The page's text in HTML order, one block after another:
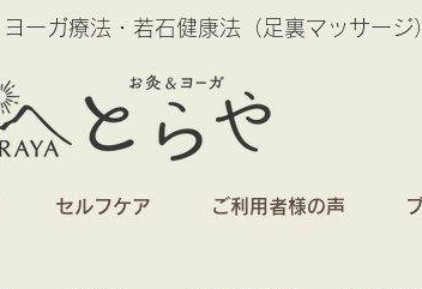
ーガ療法・若石健康法（足裏マッサージ
セルフケア ご利用者様の声